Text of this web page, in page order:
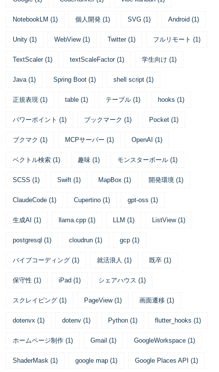
NotebookLM (1) 個人開発 (1) SVG (1) Android (1)
Unity (1) WebView (1) Twitter (1) フルリモート (1)
TextScaler (1) textScaleFactor (1) 学生向け (1)
Java (1) Spring Boot (1) shell script (1)
正規表現 (1) table (1) テーブル (1) hooks (1)
パワーポイント (1) ブックマーク (1) Pocket (1)
ブクマク (1) MCPサーバー (1) OpenAI (1)
ベクトル検索 (1) 趣味 (1) モンスターボール (1)
SCSS (1) Swift (1) MapBox (1) 開発環境 (1)
ClaudeCode (1) Cupertino (1) gpt-oss (1)
生成AI (1) llama.cpp (1) LLM (1) ListView (1)
postgresql (1) cloudrun (1) gcp (1)
バイブコーディング (1) 就活浪人 (1) 既卒 (1)
保守性 (1) iPad (1) シェアハウス (1)
スクレイピング (1) PageView (1) 画面遷移 (1)
dotenvx (1) dotenv (1) Python (1) flutter_hooks (1)
ホームページ制作 (1) Gmail (1) GoogleWorkspace (1)
ShaderMask (1) google map (1) Google Places API (1)